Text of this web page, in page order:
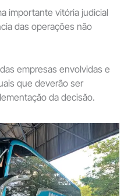
importante vitória judicial
das operações não
empresas envolvidas e
que deverão ser
da decisão.